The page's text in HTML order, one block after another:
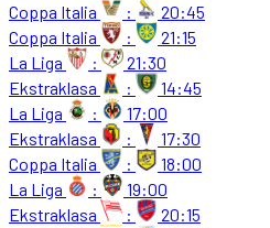
Coppa Italia
:
20:45
Coppa Italia
:
21:15
La Liga
:
21:30
Ekstraklasa
:
14:45
La Liga
:
17:00
Ekstraklasa
:
17:30
Coppa Italia
:
18:00
La Liga
:
19:00
Ekstraklasa
:
20:15